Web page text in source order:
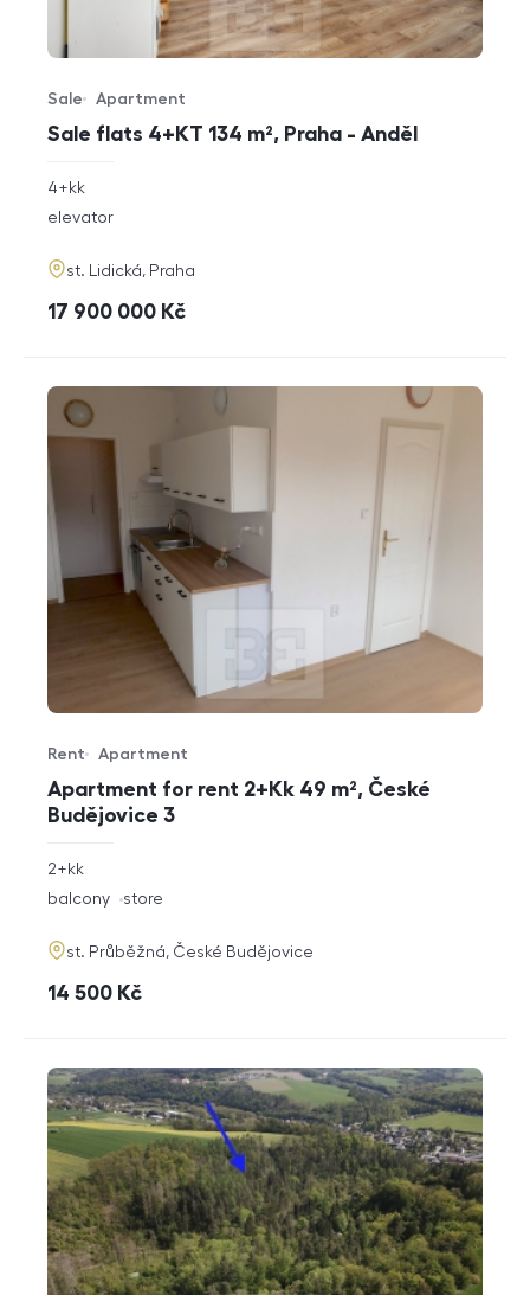
Sale flats 4+KT 134 m², Praha - Anděl
Offer type
Sale
Property type
Apartment
rozměry
disposition
4+kk
funkce
elevator
adresa
st. Lidická, Praha
cena
17 900 000 Kč
Apartment for rent 2+Kk 49 m², České
Budějovice 3
Offer type
Rent
Property type
Apartment
rozměry
disposition
2+kk
funkce
balcony store
adresa
st. Průběžná, České Budějovice
cena
14 500 Kč